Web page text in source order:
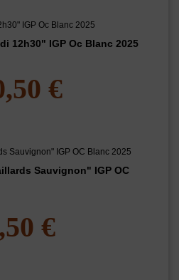
12h30" IGP Oc Blanc 2025
€
Sauvignon" IGP OC
€